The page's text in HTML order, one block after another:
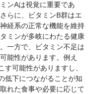
ンAは視覚に重要であ
らに、ビタミンB群はエ
経系の正常な機能を維持
ミンが多岐にわたる健康
一方で、ビタミン不足は
能性があります。例え
可能性がありますし、
低下につながることが知
れた食事や必要に応じて